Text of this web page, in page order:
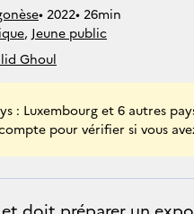
• 2022• 26min
, Jeune public
Whalid Ghoul
: Luxembourg et 6 autres
pour vérifier si vous